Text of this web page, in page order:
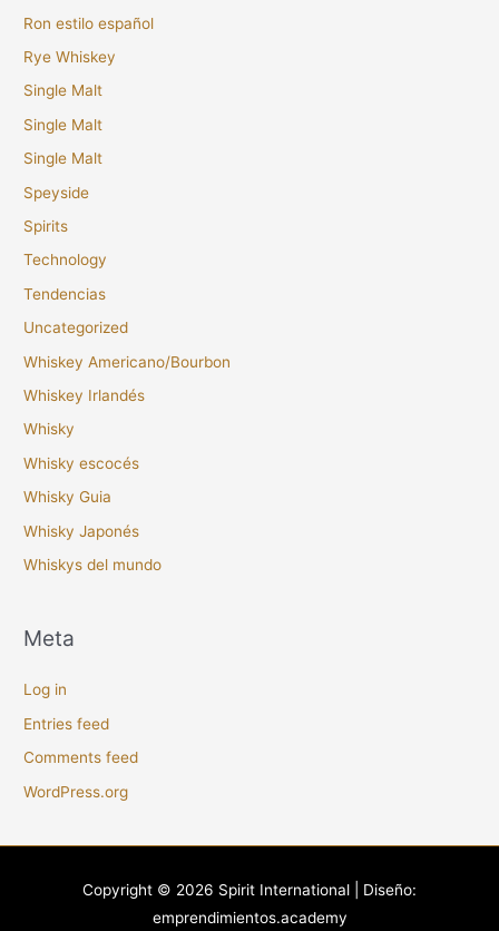
Ron estilo español
Rye Whiskey
Single Malt
Single Malt
Single Malt
Speyside
Spirits
Technology
Tendencias
Uncategorized
Whiskey Americano/Bourbon
Whiskey Irlandés
Whisky
Whisky escocés
Whisky Guia
Whisky Japonés
Whiskys del mundo
Meta
Log in
Entries feed
Comments feed
WordPress.org
Copyright © 2026 Spirit International | Diseño:
emprendimientos.academy